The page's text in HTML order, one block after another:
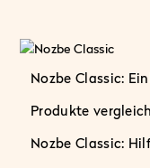
Nozbe Classic:
Produkte
Nozbe Classic: